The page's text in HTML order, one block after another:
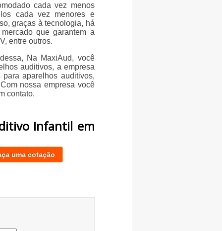
cada vez menos
cada vez menores e
graças à tecnologia, há
que garantem a
entre outros.
Na MaxiAud, você
auditivos, a empresa
aparelhos auditivos,
nossa empresa você
contato.
Infantil em
uma cotação